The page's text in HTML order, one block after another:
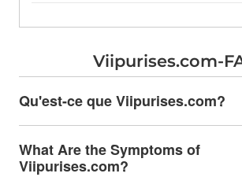
Viipurises.com-
Qu'est-ce que Viipurises.com?
What Are the Symptoms of
Viipurises.com?